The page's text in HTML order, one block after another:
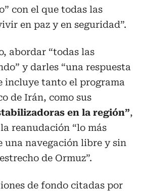
con el que todas las
en paz y en seguridad”.
abordar “todas las
y darles “una respuesta
incluye tanto el programa
de Irán, como sus
en la región”,
reanudación “lo más
una navegación libre y sin
de Ormuz”.
de fondo citadas por